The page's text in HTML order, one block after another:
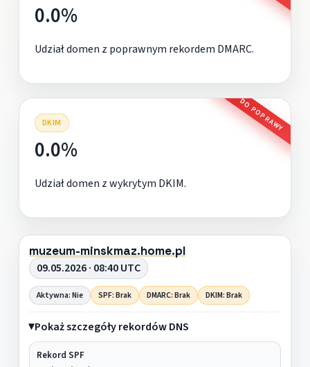
0.0%
Udział domen z poprawnym rekordem DMARC.
DKIM DO POPRAWY
0.0%
Udział domen z wykrytym DKIM.
muzeum-minskmaz.home.pl
09.05.2026 · 08:40 UTC
Aktywna: Nie SPF: Brak DMARC: Brak DKIM: Brak
Pokaż szczegóły rekordów DNS
Rekord SPF